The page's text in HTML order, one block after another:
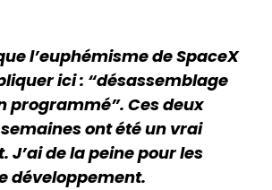
l’euphémisme de SpaceX
ici : “désassemblage
programmé”. Ces deux
ont été un vrai
J’ai de la peine pour les
développement.